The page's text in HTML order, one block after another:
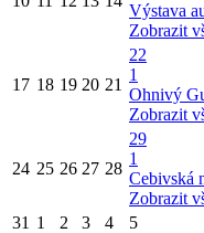
Výstava
Zobrazit
17 18 19 20 21
22
1
Ohnivý
Zobrazit
24 25 26 27 28
29
1
Cebivská
Zobrazit
31 1 2 3 4 5